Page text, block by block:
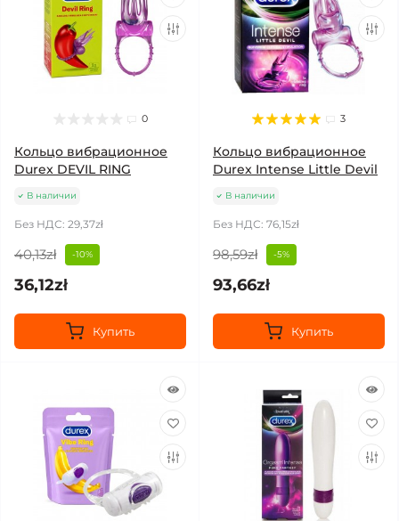
0
Кольцо вибрационное
Durex DEVIL RING
В наличии
Без НДС: 29,37zł
40,13zł -10%
36,12zł
Купить
3
Кольцо вибрационное
Durex Intense Little Devil
В наличии
Без НДС: 76,15zł
98,59zł -5%
93,66zł
Купить